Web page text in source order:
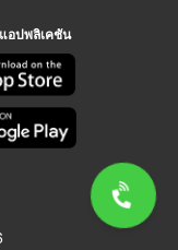
อปพลิเคชัน